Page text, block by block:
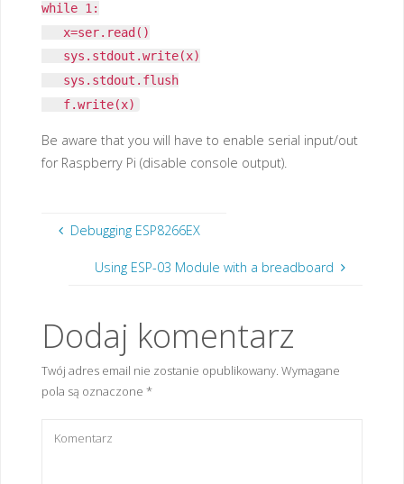
while 1:
x=ser.read()
sys.stdout.write(x)
sys.stdout.flush
f.write(x)
Be aware that you will have to enable serial input/out
for Raspberry Pi (disable console output).
Debugging ESP8266EX
Using ESP-03 Module with a breadboard
Dodaj komentarz
Twój adres email nie zostanie opublikowany. Wymagane
pola są oznaczone *